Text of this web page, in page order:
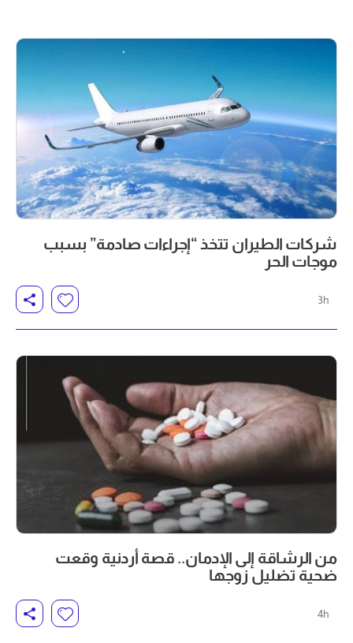
شركات الطيران تتخذ “إجراءات صادمة” بسبب
موجات الحر
3h
من الرشاقة إلى الإدمان.. قصة أردنية وقعت
ضحية تضليل زوجها
4h